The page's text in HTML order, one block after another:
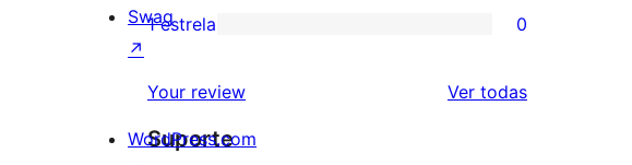
3
avaliação
2
com
1
1 estrela 0
Your review Ver todasavaliações
Suporte
Swag
↗
WordPress.com